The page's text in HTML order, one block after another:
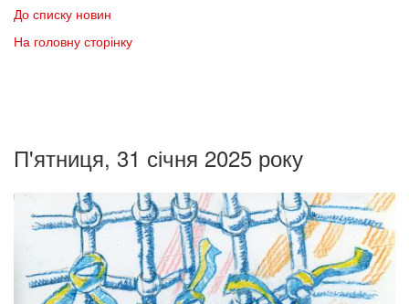
До списку новин
На головну сторінку
П'ятниця, 31 січня 2025 року